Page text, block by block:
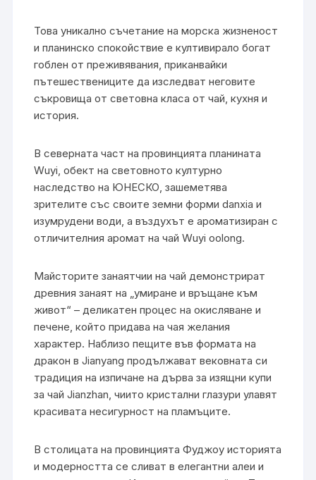
Това уникално съчетание на морска жизненост
и планинско спокойствие е култивирало богат
гоблен от преживявания, приканвайки
пътешествениците да изследват неговите
съкровища от световна класа от чай, кухня и
история.
В северната част на провинцията планината
Wuyi, обект на световното културно
наследство на ЮНЕСКО, зашеметява
зрителите със своите земни форми danxia и
изумрудени води, а въздухът е ароматизиран с
отличителния аромат на чай Wuyi oolong.
Майсторите занаятчии на чай демонстрират
древния занаят на „умиране и връщане към
живот“ – деликатен процес на окисляване и
печене, който придава на чая желания
характер. Наблизо пещите във формата на
дракон в Jianyang продължават вековната си
традиция на изпичане на дърва за изящни купи
за чай Jianzhan, чиито кристални глазури улавят
красивата несигурност на пламъците.
В столицата на провинцията Фуджоу историята
и модерността се сливат в елегантни алеи и